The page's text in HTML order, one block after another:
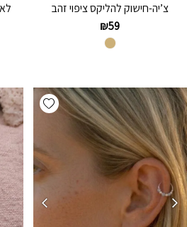
צ’יה-חישוק להליקס ציפוי זהב
₪59
Add wishlist